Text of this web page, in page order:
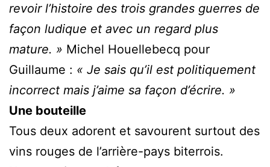
revoir l’histoire des trois grandes guerres de
façon ludique et avec un regard plus
mature. » Michel Houellebecq pour
Guillaume : « Je sais qu’il est politiquement
incorrect mais j’aime sa façon d’écrire. »
Une bouteille
Tous deux adorent et savourent surtout des
vins rouges de l’arrière-pays biterrois.